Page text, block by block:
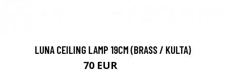
LUNA CEILING LAMP 19CM (BRASS / KULTA)
70 EUR